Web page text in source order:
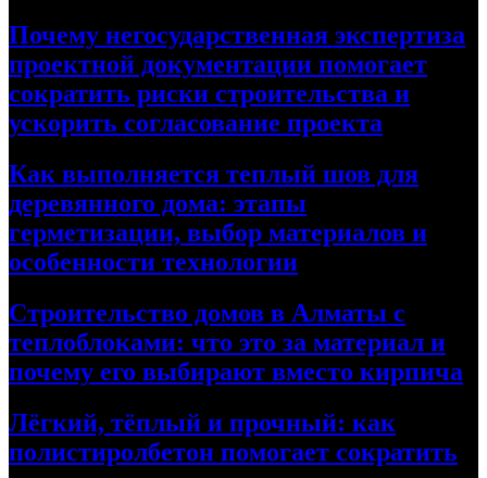
Почему негосударственная экспертиза
проектной документации помогает
сократить риски строительства и
ускорить согласование проекта
Как выполняется теплый шов для
деревянного дома: этапы
герметизации, выбор материалов и
особенности технологии
Строительство домов в Алматы с
теплоблоками: что это за материал и
почему его выбирают вместо кирпича
Лёгкий, тёплый и прочный: как
полистиролбетон помогает сократить